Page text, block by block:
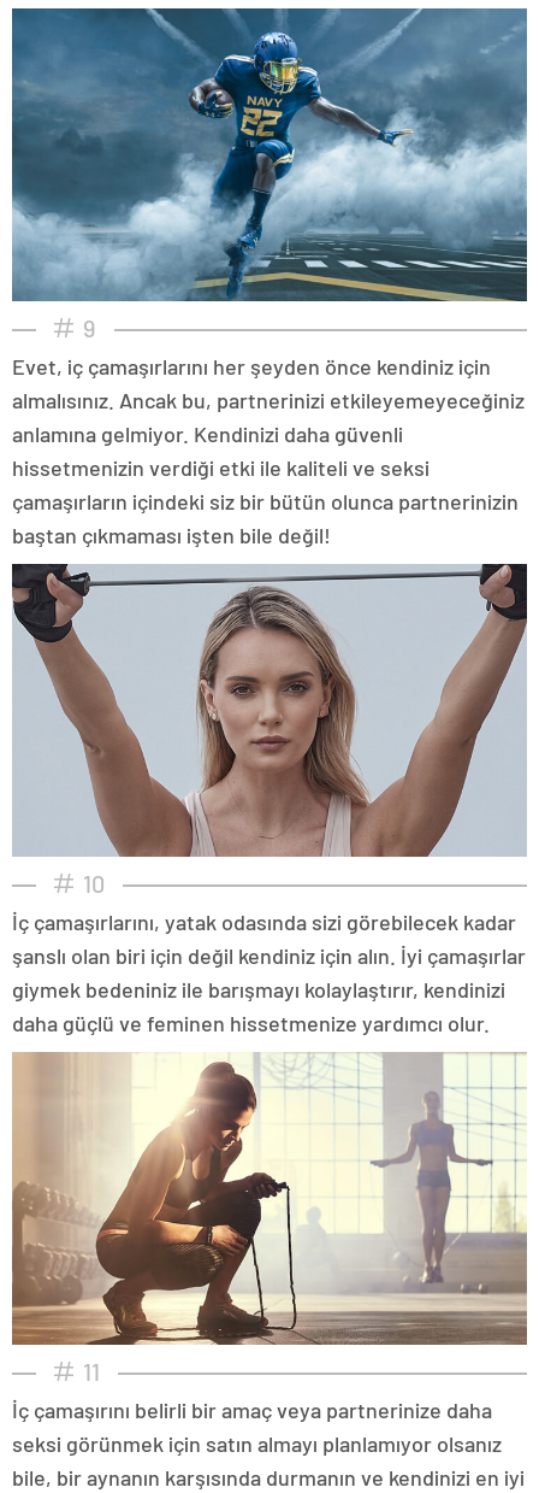
9
Evet, iç çamaşırlarını her şeyden önce kendiniz için
almalısınız. Ancak bu, partnerinizi etkileyemeyeceğiniz
anlamına gelmiyor. Kendinizi daha güvenli
hissetmenizin verdiği etki ile kaliteli ve seksi
çamaşırların içindeki siz bir bütün olunca partnerinizin
baştan çıkmaması işten bile değil!
10
İç çamaşırlarını, yatak odasında sizi görebilecek kadar
şanslı olan biri için değil kendiniz için alın. İyi çamaşırlar
giymek bedeniniz ile barışmayı kolaylaştırır, kendinizi
daha güçlü ve feminen hissetmenize yardımcı olur.
11
İç çamaşırını belirli bir amaç veya partnerinize daha
seksi görünmek için satın almayı planlamıyor olsanız
bile, bir aynanın karşısında durmanın ve kendinizi en iyi